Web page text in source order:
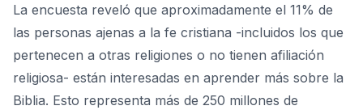
La encuesta reveló que aproximadamente el 11% de
las personas ajenas a la fe cristiana -incluidos los que
pertenecen a otras religiones o no tienen afiliación
religiosa- están interesadas en aprender más sobre la
Biblia. Esto representa más de 250 millones de